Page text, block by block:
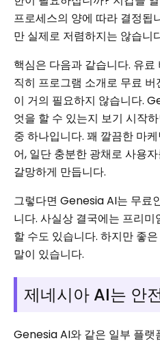
프로세스의 양에 따라 결정됩
만 실제로 저렴하지는 않습니
핵심은 다음과 같습니다. 유
직히 프로그램 소개로 무료
이 거의 필요하지 않습니다.
엇을 할 수 있는지 보기 시작
중 하나입니다. 꽤 깔끔한 마
어, 일단 충분한 광채로 사용
갈망하게 만듭니다.
그렇다면 Genesia AI는 무료
니다. 사실상 결국에는 프리
할 수도 있습니다. 하지만 좋
말이 있습니다.
제네시아 AI는 안
Genesia AI와 같은 일부 플랫